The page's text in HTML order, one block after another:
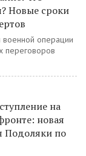
Новые сроки
военной операции
переговоров
на
новая
Подоляки по